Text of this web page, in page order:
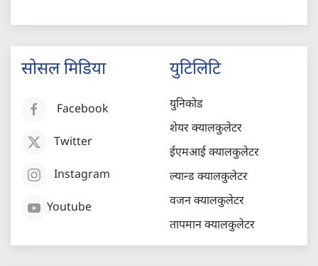
सोसल मिडिया
Facebook
Twitter
Instagram
Youtube
युटिलिटि
युनिकोड
शेयर क्यालकुलेटर
ईएमआई क्यालकुलेटर
ल्यान्ड क्यालकुलेटर
वजन क्यालकुलेटर
तापमान क्यालकुलेटर